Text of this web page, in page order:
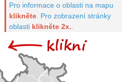
Pro informace o oblasti na mapu
klikněte. Pro zobrazení stránky
oblasti klikněte 2x.